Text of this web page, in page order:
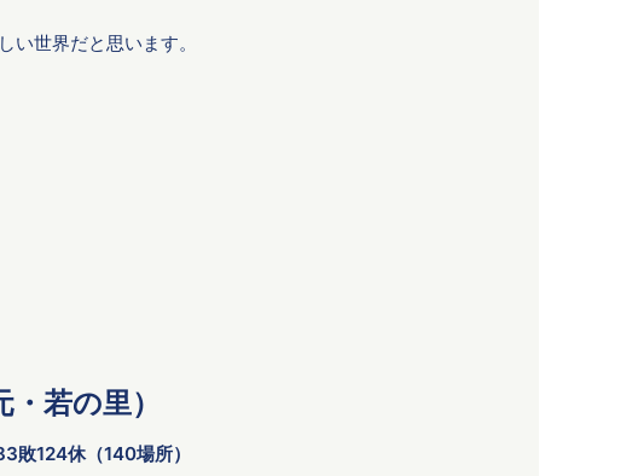
い世界だと思います。
若の里）
敗124休（140場所）